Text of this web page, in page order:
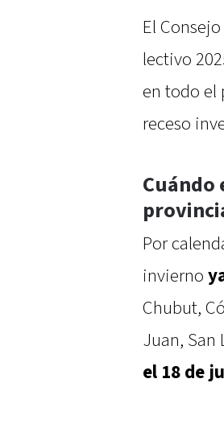
El
lectivo
en todo el
receso
Cuándo
Por
invierno
Chubut,
Juan, San
el 18 de